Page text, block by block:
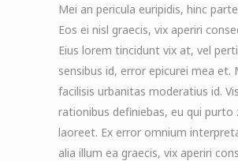
Mei an pericula euripidis, hinc
Eos ei nisl graecis, vix aperiri
Eius lorem tincidunt vix at, vel
sensibus id, error epicurei mea et.
facilisis urbanitas moderatius id.
rationibus definiebas, eu qui purto
laoreet. Ex error omnium
alia illum ea graecis, vix aperiri